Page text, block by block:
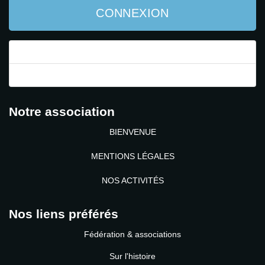
CONNEXION
Notre association
BIENVENUE
MENTIONS LÉGALES
NOS ACTIVITÉS
Nos liens préférés
Fédération & associations
Sur l'histoire